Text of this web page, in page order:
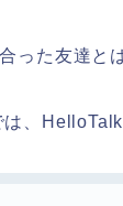
った友達と
は、